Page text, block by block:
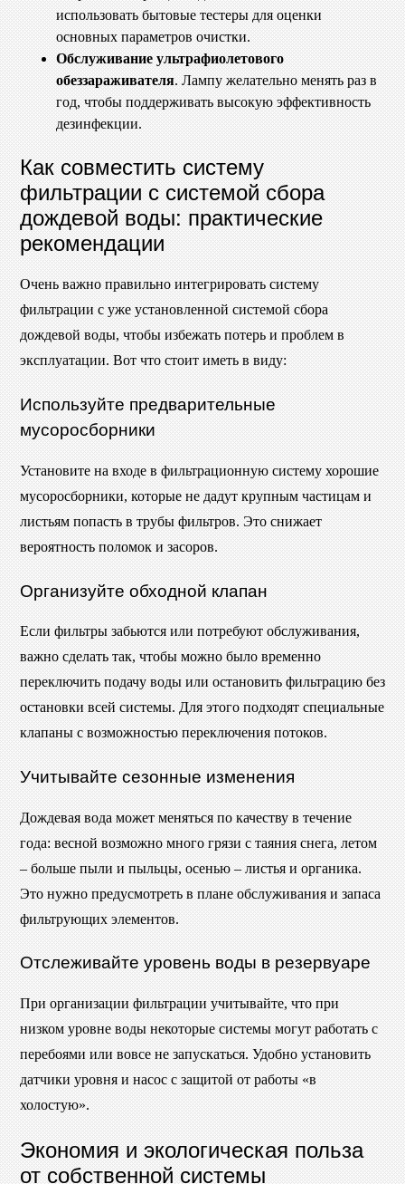
использовать бытовые тестеры для оценки
основных параметров очистки.
Обслуживание ультрафиолетового
обеззараживателя. Лампу желательно менять раз в
год, чтобы поддерживать высокую эффективность
дезинфекции.
Как совместить систему
фильтрации с системой сбора
дождевой воды: практические
рекомендации
Очень важно правильно интегрировать систему
фильтрации с уже установленной системой сбора
дождевой воды, чтобы избежать потерь и проблем в
эксплуатации. Вот что стоит иметь в виду:
Используйте предварительные
мусоросборники
Установите на входе в фильтрационную систему хорошие
мусоросборники, которые не дадут крупным частицам и
листьям попасть в трубы фильтров. Это снижает
вероятность поломок и засоров.
Организуйте обходной клапан
Если фильтры забьются или потребуют обслуживания,
важно сделать так, чтобы можно было временно
переключить подачу воды или остановить фильтрацию без
остановки всей системы. Для этого подходят специальные
клапаны с возможностью переключения потоков.
Учитывайте сезонные изменения
Дождевая вода может меняться по качеству в течение
года: весной возможно много грязи с таяния снега, летом
– больше пыли и пыльцы, осенью – листья и органика.
Это нужно предусмотреть в плане обслуживания и запаса
фильтрующих элементов.
Отслеживайте уровень воды в резервуаре
При организации фильтрации учитывайте, что при
низком уровне воды некоторые системы могут работать с
перебоями или вовсе не запускаться. Удобно установить
датчики уровня и насос с защитой от работы «в
холостую».
Экономия и экологическая польза
от собственной системы